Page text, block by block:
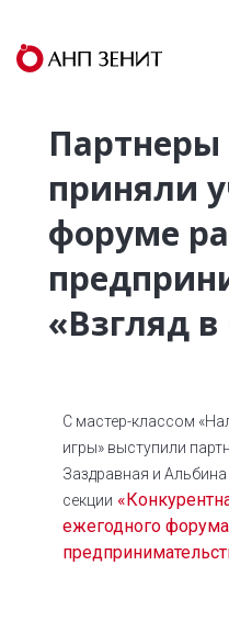
приняли
форуме
«Взгляд
С мастер-классом
игры» выступили
Заздравная и
секции
ежегодного